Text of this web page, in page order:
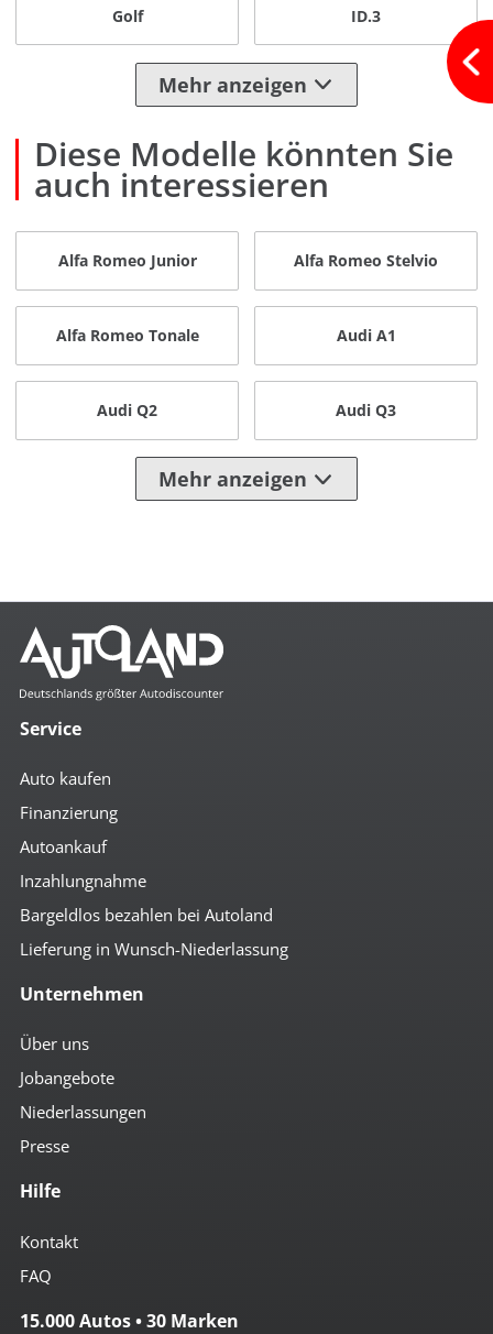
Golf ID.3
Mehr anzeigen
Diese Modelle könnten Sie
auch interessieren
Alfa Romeo Junior Alfa Romeo Stelvio
Alfa Romeo Tonale Audi A1
Audi Q2 Audi Q3
Mehr anzeigen
Service
Auto kaufen
Finanzierung
Autoankauf
Inzahlungnahme
Bargeldlos bezahlen bei Autoland
Lieferung in Wunsch-Niederlassung
Unternehmen
Über uns
Jobangebote
Niederlassungen
Presse
Hilfe
Kontakt
FAQ
15.000 Autos • 30 Marken